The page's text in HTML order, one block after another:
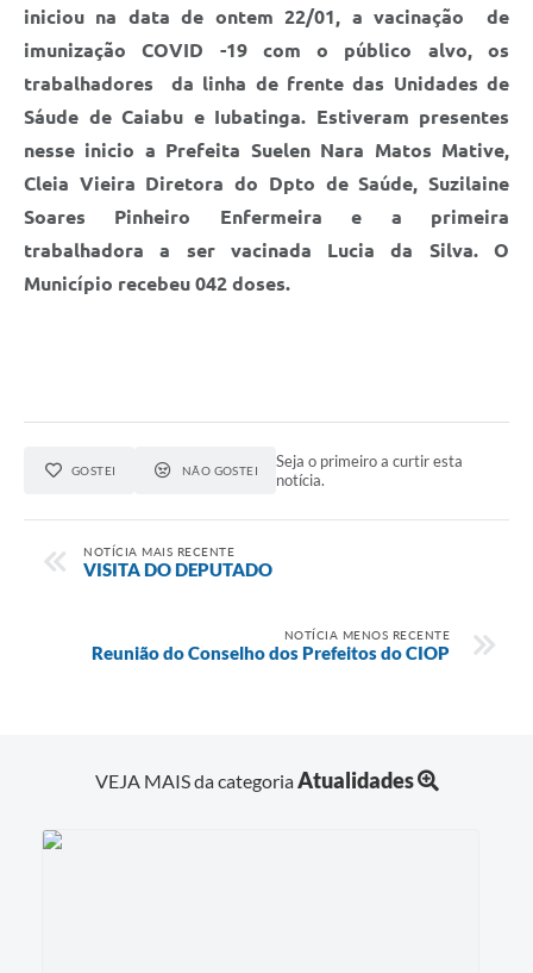
iniciou na data de ontem 22/01, a vacinação de
imunização COVID -19 com o público alvo, os
trabalhadores da linha de frente das Unidades de
Sáude de Caiabu e Iubatinga. Estiveram presentes
nesse inicio a Prefeita Suelen Nara Matos Mative,
Cleia Vieira Diretora do Dpto de Saúde, Suzilaine
Soares Pinheiro Enfermeira e a primeira
trabalhadora a ser vacinada Lucia da Silva. O
Município recebeu 042 doses.
GOSTEI NÃO GOSTEI
Seja o primeiro a curtir esta
notícia.
NOTÍCIA MAIS RECENTE
VISITA DO DEPUTADO
NOTÍCIA MENOS RECENTE
Reunião do Conselho dos Prefeitos do CIOP
VEJA MAIS da categoriaAtualidades